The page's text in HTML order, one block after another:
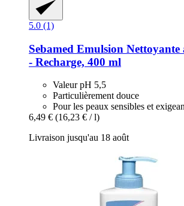
5.0 (1)
Sebamed Emulsion
-​ Recharge, 400 ml
Valeur pH 5,5
Particulièrement douce
Pour les peaux sensibles et
6,49 € (16,23 € / l)
Livraison jusqu'au 18 août